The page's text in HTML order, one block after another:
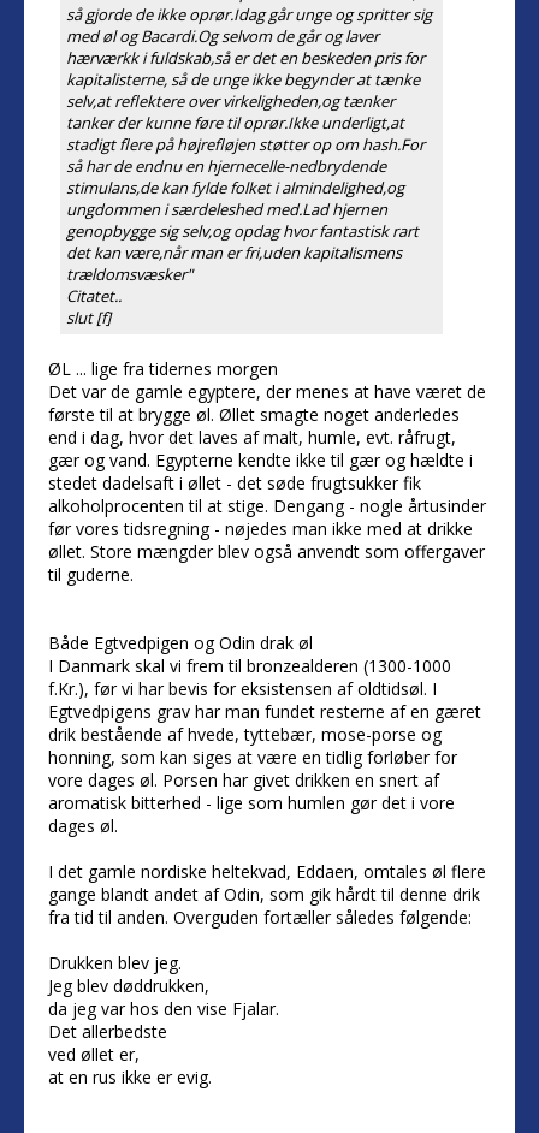
så gjorde de ikke oprør.Idag går unge og spritter sig
med øl og Bacardi.Og selvom de går og laver
hærværkk i fuldskab,så er det en beskeden pris for
kapitalisterne, så de unge ikke begynder at tænke
selv,at reflektere over virkeligheden,og tænker
tanker der kunne føre til oprør.Ikke underligt,at
stadigt flere på højrefløjen støtter op om hash.For
så har de endnu en hjernecelle-nedbrydende
stimulans,de kan fylde folket i almindelighed,og
ungdommen i særdeleshed med.Lad hjernen
genopbygge sig selv,og opdag hvor fantastisk rart
det kan være,når man er fri,uden kapitalismens
trældomsvæsker"
Citatet..
slut [f]
ØL ... lige fra tidernes morgen
Det var de gamle egyptere, der menes at have været de
første til at brygge øl. Øllet smagte noget anderledes
end i dag, hvor det laves af malt, humle, evt. råfrugt,
gær og vand. Egypterne kendte ikke til gær og hældte i
stedet dadelsaft i øllet - det søde frugtsukker fik
alkoholprocenten til at stige. Dengang - nogle årtusinder
før vores tidsregning - nøjedes man ikke med at drikke
øllet. Store mængder blev også anvendt som offergaver
til guderne.
Både Egtvedpigen og Odin drak øl
I Danmark skal vi frem til bronzealderen (1300-1000
f.Kr.), før vi har bevis for eksistensen af oldtidsøl. I
Egtvedpigens grav har man fundet resterne af en gæret
drik bestående af hvede, tyttebær, mose-porse og
honning, som kan siges at være en tidlig forløber for
vore dages øl. Porsen har givet drikken en snert af
aromatisk bitterhed - lige som humlen gør det i vore
dages øl.
I det gamle nordiske heltekvad, Eddaen, omtales øl flere
gange blandt andet af Odin, som gik hårdt til denne drik
fra tid til anden. Overguden fortæller således følgende:
Drukken blev jeg.
Jeg blev døddrukken,
da jeg var hos den vise Fjalar.
Det allerbedste
ved øllet er,
at en rus ikke er evig.